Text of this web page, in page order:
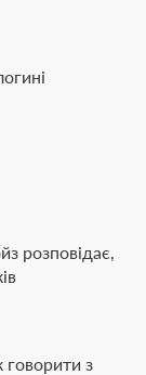
розповідає,
говорити з